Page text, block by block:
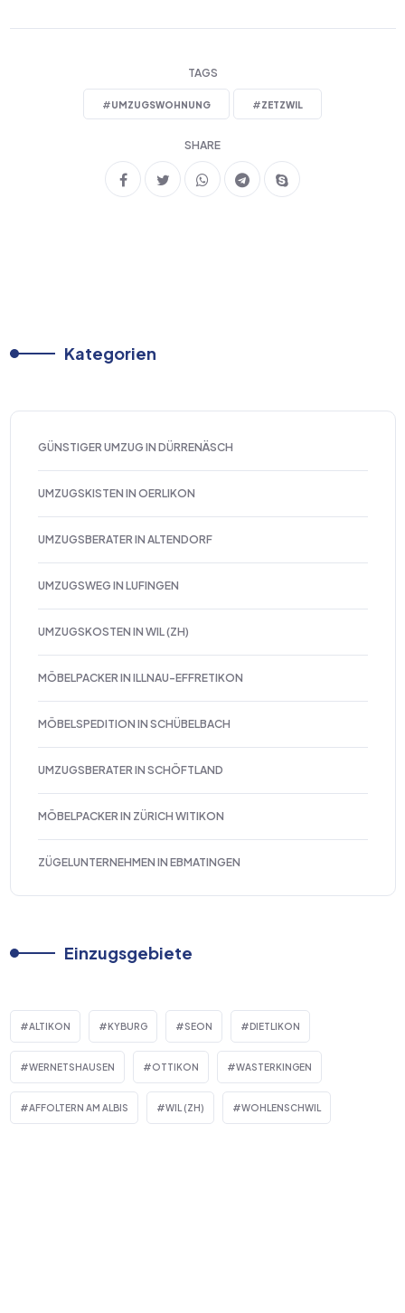
TAGS
#UMZUGSWOHNUNG #ZETZWIL
SHARE
Kategorien
GÜNSTIGER UMZUG IN DÜRRENÄSCH
UMZUGSKISTEN IN OERLIKON
UMZUGSBERATER IN ALTENDORF
UMZUGSWEG IN LUFINGEN
UMZUGSKOSTEN IN WIL (ZH)
MÖBELPACKER IN ILLNAU-EFFRETIKON
MÖBELSPEDITION IN SCHÜBELBACH
UMZUGSBERATER IN SCHÖFTLAND
MÖBELPACKER IN ZÜRICH WITIKON
ZÜGELUNTERNEHMEN IN EBMATINGEN
Einzugsgebiete
ALTIKON KYBURG SEON DIETLIKON
WERNETSHAUSEN OTTIKON WASTERKINGEN
AFFOLTERN AM ALBIS WIL (ZH) WOHLENSCHWIL